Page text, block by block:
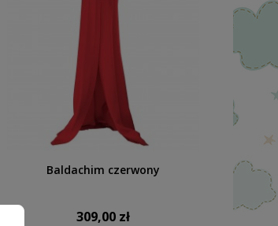
Baldachim czerwony
309,00 zł